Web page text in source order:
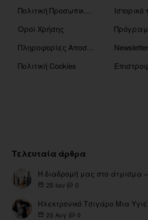
Πολιτική Προσωπικών Δεδομένων
Οροί Χρήσης
Πληροφορίες Αποστόλης
Πολιτική Cookies
Newsletter
Τελευταία άρθρα
25 Ιαν 0
Ηλεκτρονικό Τσιγάρο Μια
23 Αυγ 0